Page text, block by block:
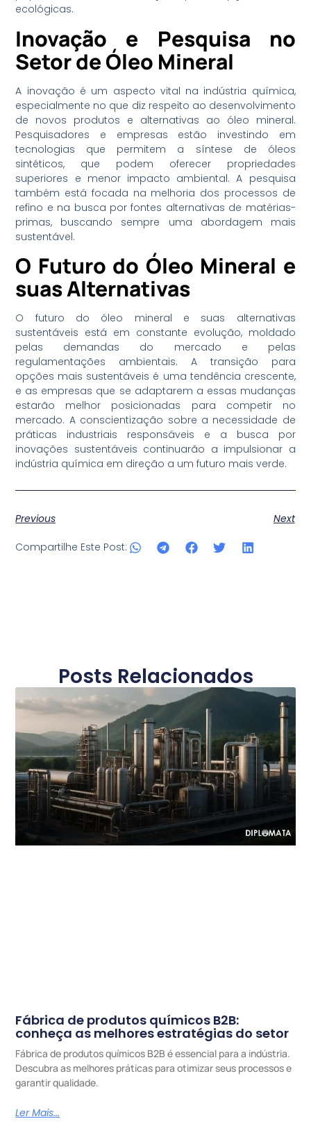
ecológicas.
Inovação e Pesquisa no
Setor de Óleo Mineral
A inovação é um aspecto vital na indústria química,
especialmente no que diz respeito ao desenvolvimento
de novos produtos e alternativas ao óleo mineral.
Pesquisadores e empresas estão investindo em
tecnologias que permitem a síntese de óleos
sintéticos, que podem oferecer propriedades
superiores e menor impacto ambiental. A pesquisa
também está focada na melhoria dos processos de
refino e na busca por fontes alternativas de matérias-
primas, buscando sempre uma abordagem mais
sustentável.
O Futuro do Óleo Mineral e
suas Alternativas
O futuro do óleo mineral e suas alternativas
sustentáveis está em constante evolução, moldado
pelas demandas do mercado e pelas
regulamentações ambientais. A transição para
opções mais sustentáveis é uma tendência crescente,
e as empresas que se adaptarem a essas mudanças
estarão melhor posicionadas para competir no
mercado. A conscientização sobre a necessidade de
práticas industriais responsáveis e a busca por
inovações sustentáveis continuarão a impulsionar a
indústria química em direção a um futuro mais verde.
Previous Next
Compartilhe Este Post:
Posts Relacionados
Fábrica de produtos químicos B2B:
conheça as melhores estratégias do setor
Fábrica de produtos químicos B2B é essencial para a indústria.
Descubra as melhores práticas para otimizar seus processos e
garantir qualidade.
Ler Mais...